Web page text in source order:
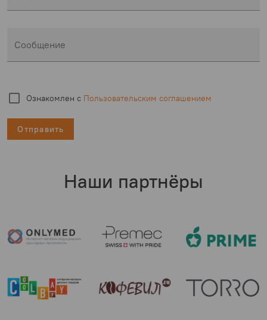
Сообщение
Ознакомлен с Пользовательским соглашением
Отправить
Наши партнёры